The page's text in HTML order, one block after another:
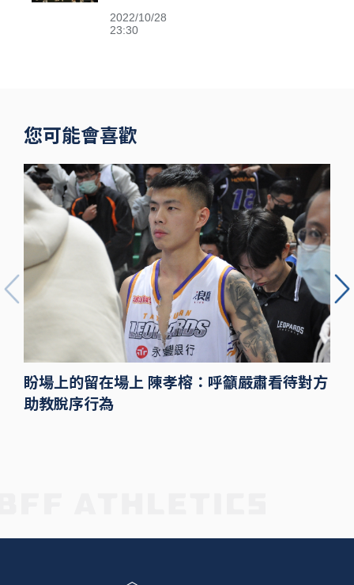
Sisters高鐵
2022/10/28
23:30
您可能會喜歡
盼場上的留在場上 陳孝榕：呼籲嚴肅看待對方
助教脫序行為